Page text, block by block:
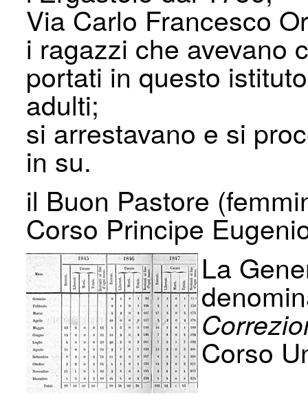
Via Carlo Francesco
i ragazzi che avevano
portati in questo
adulti;
si arrestavano e si
in su.
il Buon Pastore
Corso Principe
La
Corso